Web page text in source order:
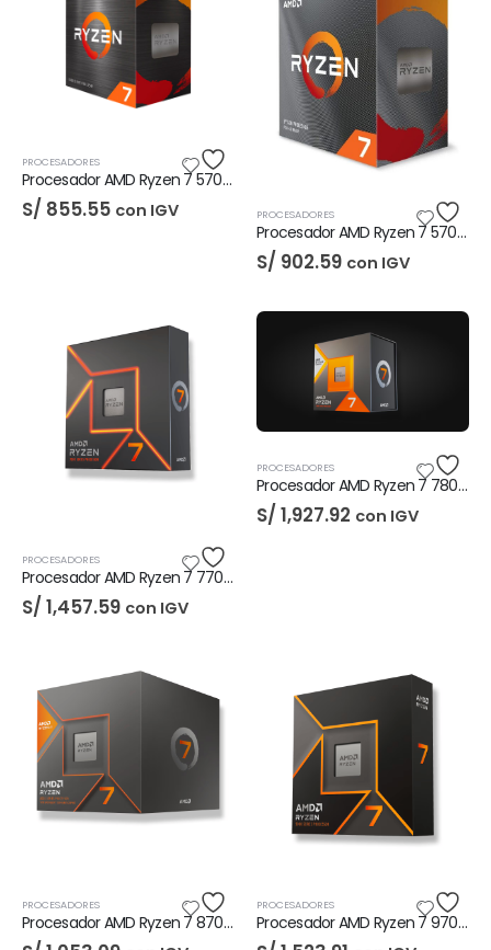
PROCESADORES
Procesador AMD Ryzen 7 5700G
S/ 855.55 con IGV PROCESADORES
Procesador AMD Ryzen 7 5700X
S/ 902.59 con IGV
PROCESADORES
Procesador AMD Ryzen 7 7700X
S/ 1,457.59 con IGV
PROCESADORES
Procesador AMD Ryzen 7 7800X3D
S/ 1,927.92 con IGV
PROCESADORES
Procesador AMD Ryzen 7 8700G
PROCESADORES
Procesador AMD Ryzen 7 9700X